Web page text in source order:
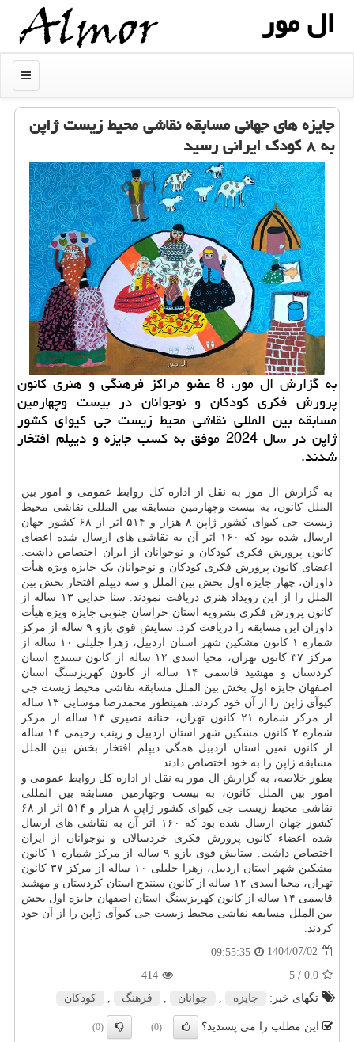
ال مور
منو
جایزه های جهانی مسابقه نقاشی محیط زیست ژاپن
به ۸ کودک ایرانی رسید
به گزارش ال مور، 8 عضو مراکز فرهنگی و هنری کانون
پرورش فکری کودکان و نوجوانان در بیست وچهارمین
مسابقه بین المللی نقاشی محیط زیست جی کیوای کشور
ژاپن در سال 2024 موفق به کسب جایزه و دیپلم افتخار
شدند.
به گزارش ال مور به نقل از اداره کل روابط عمومی و امور بین
الملل کانون، به بیست وچهارمین مسابقه بین المللی نقاشی محیط
زیست جی کیوای کشور ژاپن ۸ هزار و ۵۱۴ اثر از ۶۸ کشور جهان
ارسال شده بود که ۱۶۰ اثر آن به نقاشی های ارسال شده اعضای
کانون پرورش فکری کودکان و نوجوانان از ایران اختصاص داشت.
اعضای کانون پرورش فکری کودکان و نوجوانان یک جایزه ویژه هیأت
داوران، چهار جایزه اول بخش بین الملل و سه دیپلم افتخار بخش بین
الملل را از این رویداد هنری دریافت نمودند. سنا خدایی ۱۳ ساله از
کانون پرورش فکری بشرویه استان خراسان جنوبی جایزه ویژه هیأت
داوران این مسابقه را دریافت کرد. ستایش قوی بازو ۹ ساله از مرکز
شماره ۱ کانون مشکین شهر استان اردبیل، زهرا جلیلی ۱۰ ساله از
مرکز ۳۷ کانون تهران، محیا اسدی ۱۲ ساله از کانون سنندج استان
کردستان و مهشید قاسمی ۱۴ ساله از کانون کهریزسنگ استان
اصفهان جایزه اول بخش بین الملل مسابقه نقاشی محیط زیست جی
کیوآی ژاپن را از آن خود کردند. همینطور محمدرضا موسایی ۱۳ ساله
از مرکز شماره ۲۱ کانون تهران، حنانه نصیری ۱۳ ساله از مرکز
شماره ۲ کانون مشکین شهر استان اردبیل و زینب رحیمی ۱۴ ساله
از کانون نمین استان اردبیل همگی دیپلم افتخار بخش بین الملل
مسابقه ژاپن را به خود اختصاص دادند.
بطور خلاصه، به گزارش ال مور به نقل از اداره کل روابط عمومی و
امور بین الملل کانون، به بیست وچهارمین مسابقه بین المللی
نقاشی محیط زیست جی کیوای کشور ژاپن ۸ هزار و ۵۱۴ اثر از ۶۸
کشور جهان ارسال شده بود که ۱۶۰ اثر آن به نقاشی های ارسال
شده اعضاء کانون پرورش فکری خردسالان و نوجوانان از ایران
اختصاص داشت. ستایش قوی بازو ۹ ساله از مرکز شماره ۱ کانون
مشکین شهر استان اردبیل، زهرا جلیلی ۱۰ ساله از مرکز ۳۷ کانون
تهران، محیا اسدی ۱۲ ساله از کانون سنندج استان کردستان و مهشید
قاسمی ۱۴ ساله از کانون کهریزسنگ استان اصفهان جایزه اول بخش
بین الملل مسابقه نقاشی محیط زیست جی کیوآی ژاپن را از آن خود
کردند.
1404/07/02
09:55:35
0.0
/ 5
414
تگهای خبر:
جایزه جوانان فرهنگ كودكان
این مطلب را می پسندید؟ (0)
(0)